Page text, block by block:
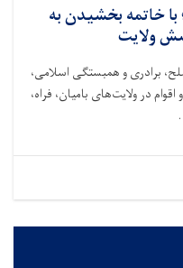
با خاتمه بخشیدن به
برادری و همبستگی اسلامی،
در ولایت‌های بامیان، فراه،